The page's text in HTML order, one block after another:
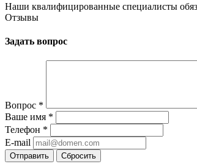
Наши квалифицированные специалисты
Отзывы
Задать вопрос
Вопрос *
Ваше имя *
Телефон *
E-mail
Сбросить